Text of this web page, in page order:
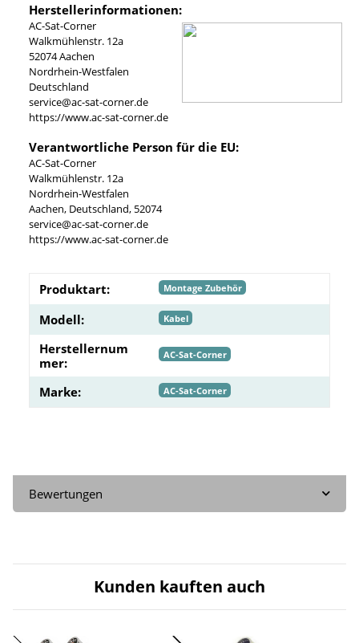
Herstellerinformationen:
AC-Sat-Corner
Walkmühlenstr. 12a
52074 Aachen
Nordrhein-Westfalen
Deutschland
service@ac-sat-corner.de
https://www.ac-sat-corner.de
Verantwortliche Person für die EU:
AC-Sat-Corner
Walkmühlenstr. 12a
Nordrhein-Westfalen
Aachen, Deutschland, 52074
service@ac-sat-corner.de
https://www.ac-sat-corner.de
Produktart: Montage Zubehör
Modell: Kabel
Herstellernum
mer:
AC-Sat-Corner
Marke: AC-Sat-Corner
Bewertungen
Kunden kauften auch